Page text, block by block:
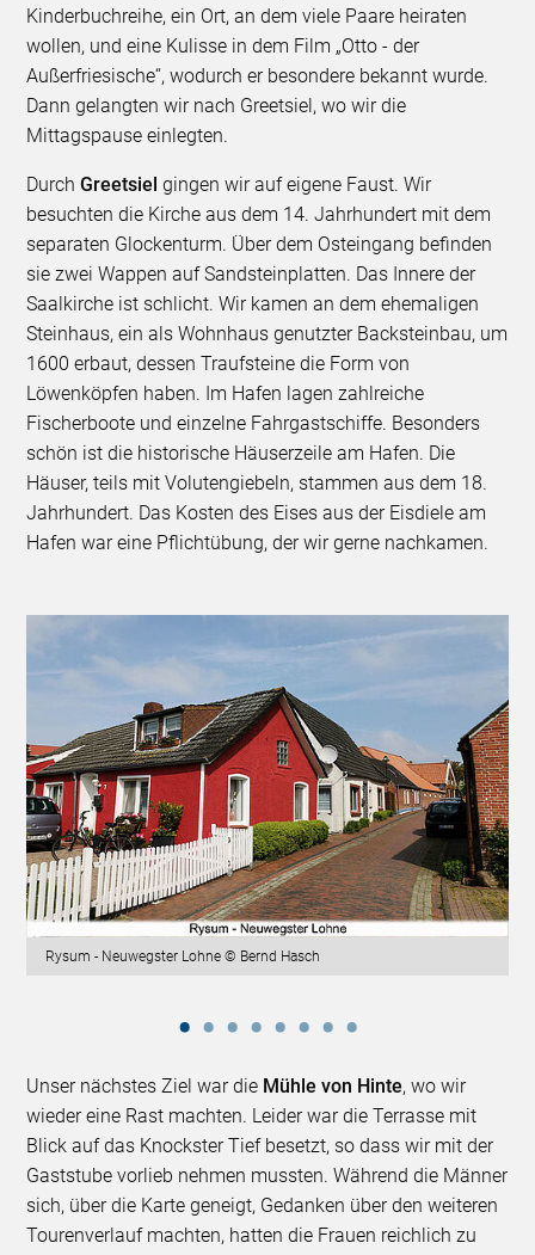
Kinderbuchreihe, ein Ort, an dem viele Paare heiraten
wollen, und eine Kulisse in dem Film „Otto - der
Außerfriesische“, wodurch er besondere bekannt wurde.
Dann gelangten wir nach Greetsiel, wo wir die
Mittagspause einlegten.
DurchGreetsiel gingen wir auf eigene Faust. Wir
besuchten die Kirche aus dem 14. Jahrhundert mit dem
separaten Glockenturm. Über dem Osteingang befinden
sie zwei Wappen auf Sandsteinplatten. Das Innere der
Saalkirche ist schlicht. Wir kamen an dem ehemaligen
Steinhaus, ein als Wohnhaus genutzter Backsteinbau, um
1600 erbaut, dessen Traufsteine die Form von
Löwenköpfen haben. Im Hafen lagen zahlreiche
Fischerboote und einzelne Fahrgastschiffe. Besonders
schön ist die historische Häuserzeile am Hafen. Die
Häuser, teils mit Volutengiebeln, stammen aus dem 18.
Jahrhundert. Das Kosten des Eises aus der Eisdiele am
Hafen war eine Pflichtübung, der wir gerne nachkamen.
Rysum - Neuwegster Lohne © Bernd Hasch
Unser nächstes Ziel war die Mühle von Hinte, wo wir
wieder eine Rast machten. Leider war die Terrasse mit
Blick auf das Knockster Tief besetzt, so dass wir mit der
Gaststube vorlieb nehmen mussten. Während die Männer
sich, über die Karte geneigt, Gedanken über den weiteren
Tourenverlauf machten, hatten die Frauen reichlich zu